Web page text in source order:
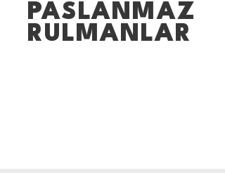
PASLANMAZ
RULMANLAR